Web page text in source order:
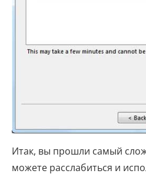
Итак, вы прошли самый
можете расслабиться и